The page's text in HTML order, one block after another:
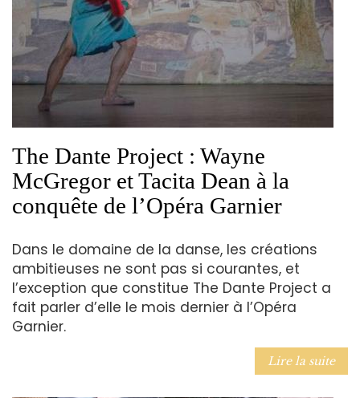
The Dante Project : Wayne
McGregor et Tacita Dean à la
conquête de l’Opéra Garnier
Dans le domaine de la danse, les créations
ambitieuses ne sont pas si courantes, et
l’exception que constitue The Dante Project a
fait parler d’elle le mois dernier à l’Opéra
Garnier.
Lire la suite